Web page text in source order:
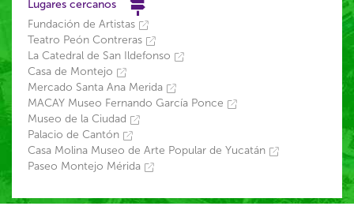
Lugares cercanos
Fundación de Artistas
Teatro Peón Contreras
La Catedral de San Ildefonso
Casa de Montejo
Mercado Santa Ana Merida
MACAY Museo Fernando García Ponce
Museo de la Ciudad
Palacio de Cantón
Casa Molina Museo de Arte Popular de Yucatán
Paseo Montejo Mérida